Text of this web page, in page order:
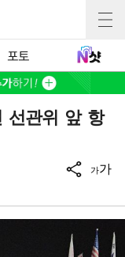
포토
선관위 앞 항
가가